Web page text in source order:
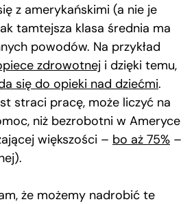
z amerykańskimi (a nie je
tamtejsza klasa średnia ma
powodów. Na przykład
zdrowotnej i dzięki temu,
się do opieki nad dziećmi.
straci pracę, może liczyć na
niż bezrobotni w Ameryce
większości – bo aż 75% –
że możemy nadrobić te